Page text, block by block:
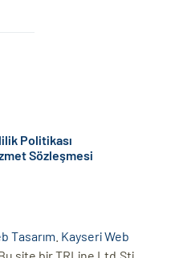
Politikası
Sözleşmesi
Tasarım Kayseri Web